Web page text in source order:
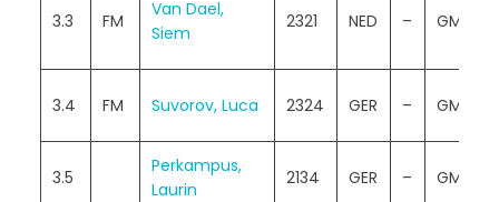
3.3 FM
Van Dael,
Siem
2321 NED – GM
3.4 FM Suvorov, Luca 2324 GER – GM
3.5
Perkampus,
Laurin
2134 GER – GM